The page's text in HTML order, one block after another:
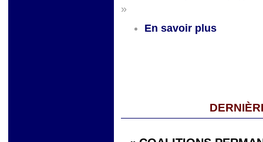
»
En savoir plus